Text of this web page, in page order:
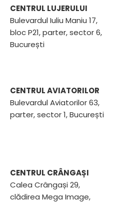
CENTRUL LUJERULUI
Bulevardul Iuliu Maniu 17,
bloc P21, parter, sector 6,
București
CENTRUL AVIATORILOR
Bulevardul Aviatorilor 63,
parter, sector 1, București
CENTRUL CRÂNGAȘI
Calea Crângași 29,
clădirea Mega Image,